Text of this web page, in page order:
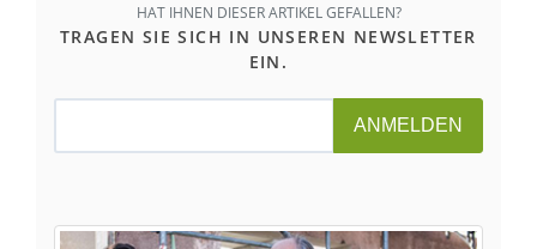
HAT IHNEN DIESER ARTIKEL GEFALLEN?
TRAGEN SIE SICH IN UNSEREN NEWSLETTER
EIN.
ANMELDEN